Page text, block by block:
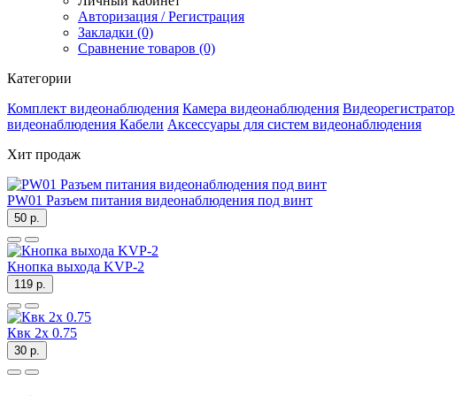
Авторизация / Регистрация
Закладки (0)
Сравнение товаров (0)
Категории
Комплект видеонаблюдения Камера видеонаблюдения Видеорегистратор
видеонаблюдения Кабели Аксессуары для систем видеонаблюдения
Хит продаж
PW01 Разъем питания видеонаблюдения под винт
50 р.
Кнопка выхода KVP-2
119 р.
Квк 2х 0.75
30 р.